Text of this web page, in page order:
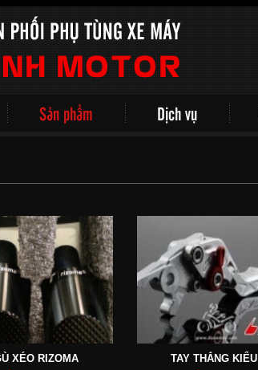
Sản phẩm Dịch vụ
XÉO RIZOMA
TAY THẮNG KIỂU